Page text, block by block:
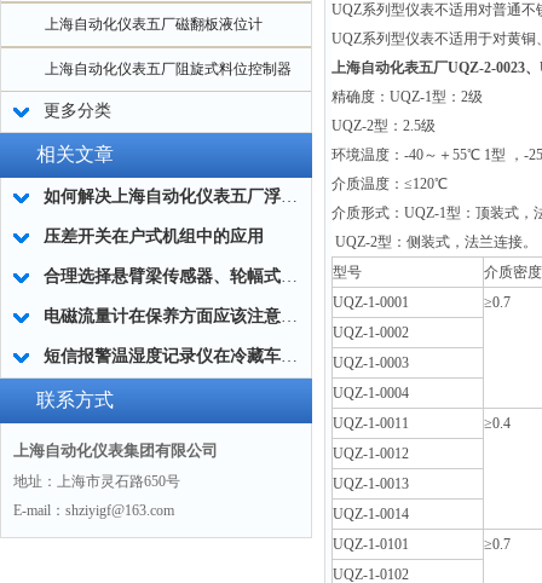
上海自动化仪表五厂磁翻板液位计
上海自动化仪表五厂阻旋式料位控制器
更多分类
相关文章
如何解决上海自动化仪表五厂浮球液位计指示异常问题？
压差开关在户式机组中的应用
合理选择悬臂梁传感器、轮幅式传感器、拉压力传感器的类型？
电磁流量计在保养方面应该注意哪些要点
短信报警温湿度记录仪在冷藏车上的应用及使用难点
联系方式
上海自动化仪表集团有限公司
地址：上海市灵石路650号
E-mail：shziyigf@163.com
UQZ系列型仪表不适用对普通
UQZ系列型仪表不适用于对黄
上海自动化表五厂UQZ-2-0023
精确度：UQZ-1型：2级
UQZ-2型：2.5级
环境温度：-40～＋55℃ 1型 ，-
介质温度：≤120℃
介质形式：UQZ-1型：顶装式，
UQZ-2型：侧装式，法兰连接。
型号
介质密
UQZ-1-0001
≥0.7
UQZ-1-0002
UQZ-1-0003
UQZ-1-0004
UQZ-1-0011
≥0.4
UQZ-1-0012
UQZ-1-0013
UQZ-1-0014
UQZ-1-0101
≥0.7
UQZ-1-0102